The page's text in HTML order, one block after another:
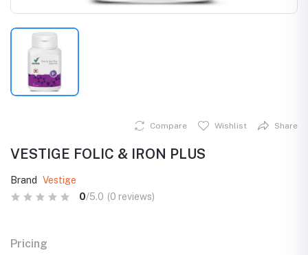
Compare Wishlist Share
VESTIGE FOLIC & IRON PLUS
Brand
Vestige
0/5.0 (0 reviews)
Pricing